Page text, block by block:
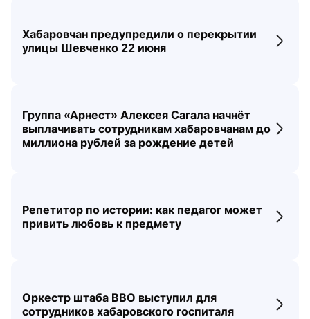
Хабаровчан предупредили о перекрытии
улицы Шевченко 22 июня
Группа «Арнест» Алексея Сагала начнёт
выплачивать сотрудникам хабаровчанам до
миллиона рублей за рождение детей
Репетитор по истории: как педагог может
привить любовь к предмету
Оркестр штаба ВВО выступил для
сотрудников хабаровского госпиталя